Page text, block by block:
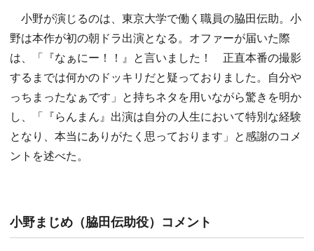
小野が演じるのは、東京大学で働く職員の脇田伝助。小
野は本作が初の朝ドラ出演となる。オファーが届いた際
は、「『なぁにー！！』と言いました！ 正直本番の撮影
するまでは何かのドッキリだと疑っておりました。自分や
っちまったなぁです」と持ちネタを用いながら驚きを明か
し、「『らんまん』出演は自分の人生において特別な経験
となり、本当にありがたく思っております」と感謝のコメ
ントを述べた。
小野まじめ（脇田伝助役）コメント